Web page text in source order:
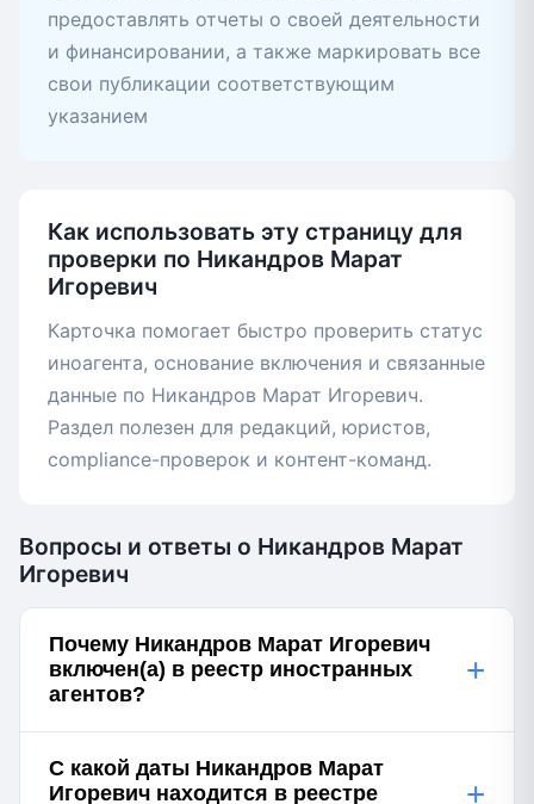
предоставлять отчеты о своей деятельности
и финансировании, а также маркировать все
свои публикации соответствующим
указанием
Как использовать эту страницу для
проверки по Никандров Марат
Игоревич
Карточка помогает быстро проверить статус
иноагента, основание включения и связанные
данные по Никандров Марат Игоревич.
Раздел полезен для редакций, юристов,
compliance-проверок и контент-команд.
Вопросы и ответы о Никандров Марат
Игоревич
Почему Никандров Марат Игоревич
включен(а) в реестр иностранных
агентов?
+
С какой даты Никандров Марат
Игоревич находится в реестре
+